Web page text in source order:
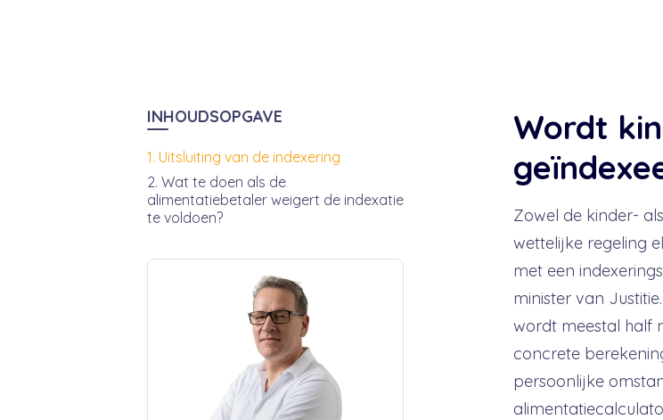
INHOUDSOPGAVE
Uitsluiting van de indexering
Wat te doen als de
alimentatiebetaler weigert de indexatie
te voldoen?
Wordt
Zowel de kinder- als
wettelijke regeling
met een
minister van
wordt meestal half
concrete
persoonlijke